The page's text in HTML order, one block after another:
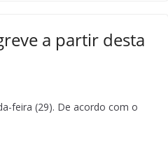
a partir desta
feira (29). De acordo com o